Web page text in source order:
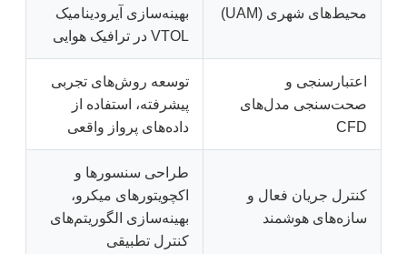
محیط‌های شهری (UAM)
بهینه‌سازی آیرودینامیک
VTOL در ترافیک هوایی
اعتبارسنجی و
صحت‌سنجی مدل‌های
CFD
توسعه روش‌های تجربی
پیشرفته، استفاده از
داده‌های پرواز واقعی
کنترل جریان فعال و
سازه‌های هوشمند
طراحی سنسورها و
اکچویتورهای میکرو،
بهینه‌سازی الگوریتم‌های
کنترل تطبیقی